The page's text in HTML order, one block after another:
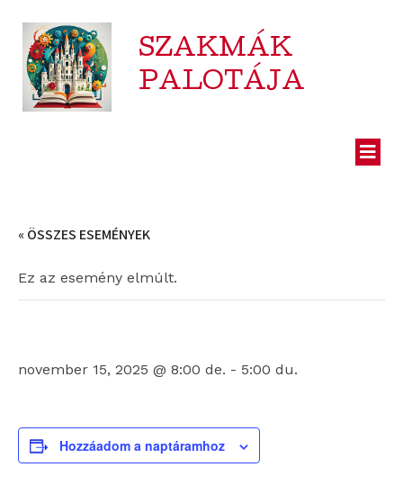
SZAKMÁK
PALOTÁJA
« ÖSSZES ESEMÉNYEK
Ez az esemény elmúlt.
november 15, 2025 @ 8:00 de. - 5:00 du.
Hozzáadom a naptáramhoz